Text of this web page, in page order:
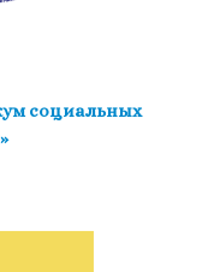
социальных